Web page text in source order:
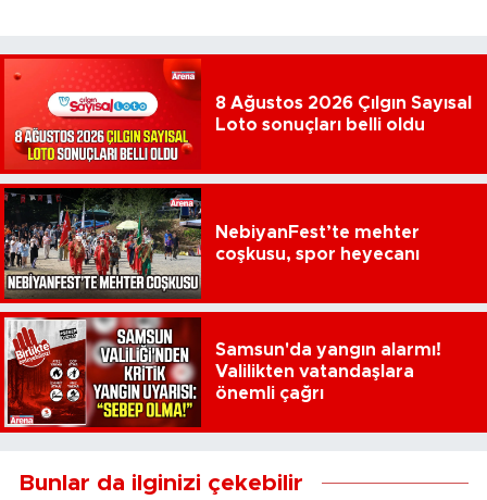
8 Ağustos 2026 Çılgın Sayısal
Loto sonuçları belli oldu
NebiyanFest’te mehter
coşkusu, spor heyecanı
Samsun'da yangın alarmı!
Valilikten vatandaşlara
önemli çağrı
Bunlar da ilginizi çekebilir